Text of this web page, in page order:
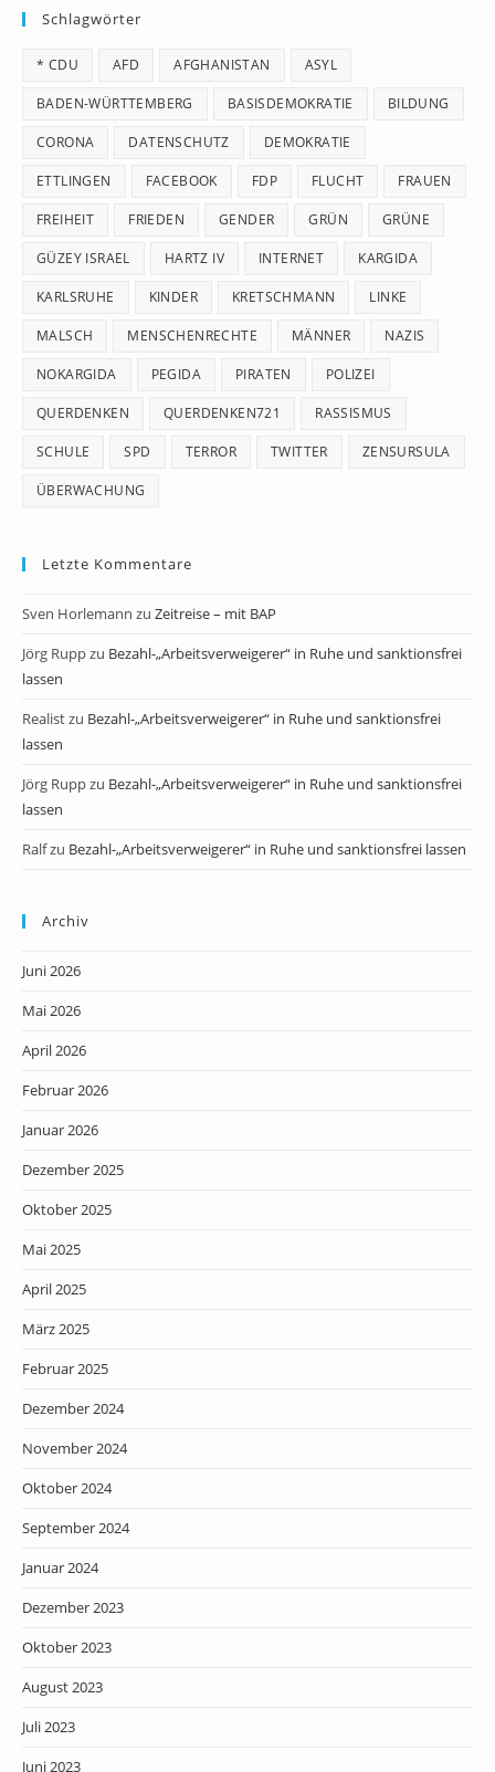
Schlagwörter
* CDU AFD AFGHANISTAN ASYL
BADEN-WÜRTTEMBERG BASISDEMOKRATIE BILDUNG
CORONA DATENSCHUTZ DEMOKRATIE
ETTLINGEN FACEBOOK FDP FLUCHT FRAUEN
FREIHEIT FRIEDEN GENDER GRÜN GRÜNE
GÜZEY ISRAEL HARTZ IV INTERNET KARGIDA
KARLSRUHE KINDER KRETSCHMANN LINKE
MALSCH MENSCHENRECHTE MÄNNER NAZIS
NOKARGIDA PEGIDA PIRATEN POLIZEI
QUERDENKEN QUERDENKEN721 RASSISMUS
SCHULE SPD TERROR TWITTER ZENSURSULA
ÜBERWACHUNG
Letzte Kommentare
Sven Horlemann zu Zeitreise – mit BAP
Jörg Ruppzu Bezahl-„Arbeitsverweigerer“ in Ruhe und sanktionsfrei
lassen
Realistzu Bezahl-„Arbeitsverweigerer“ in Ruhe und sanktionsfrei
lassen
Jörg Ruppzu Bezahl-„Arbeitsverweigerer“ in Ruhe und sanktionsfrei
lassen
Ralfzu Bezahl-„Arbeitsverweigerer“ in Ruhe und sanktionsfrei lassen
Archiv
Juni 2026
Mai 2026
April 2026
Februar 2026
Januar 2026
Dezember 2025
Oktober 2025
Mai 2025
April 2025
März 2025
Februar 2025
Dezember 2024
November 2024
Oktober 2024
September 2024
Januar 2024
Dezember 2023
Oktober 2023
August 2023
Juli 2023
Juni 2023